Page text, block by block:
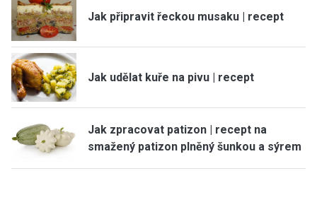
Jak připravit řeckou musaku | recept
Jak udělat kuře na pivu | recept
Jak zpracovat patizon | recept na
smažený patizon plněný šunkou a sýrem